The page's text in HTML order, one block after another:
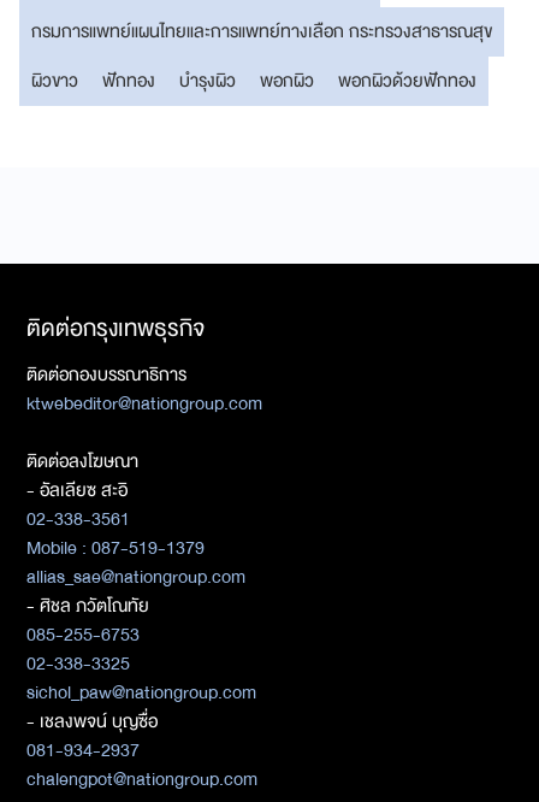
กรมการแพทย์แผนไทยและการแพทย์ทางเลือก กระทรวงสาธารณสุข
ผิวขาว
ฟักทอง บำรุงผิว พอกผิว พอกผิวด้วยฟักทอง
ติดต่อกรุงเทพธุรกิจ
ติดต่อกองบรรณาธิการ
ktwebeditor@nationgroup.com
ติดต่อลงโฆษณา
- อัลเลียซ สะอิ
02-338-3561
Mobile : 087-519-1379
allias_sae@nationgroup.com
- ศิชล ภวัตโณทัย
085-255-6753
02-338-3325
sichol_paw@nationgroup.com
- เชลงพจน์ บุญซื่อ
081-934-2937
chalengpot@nationgroup.com